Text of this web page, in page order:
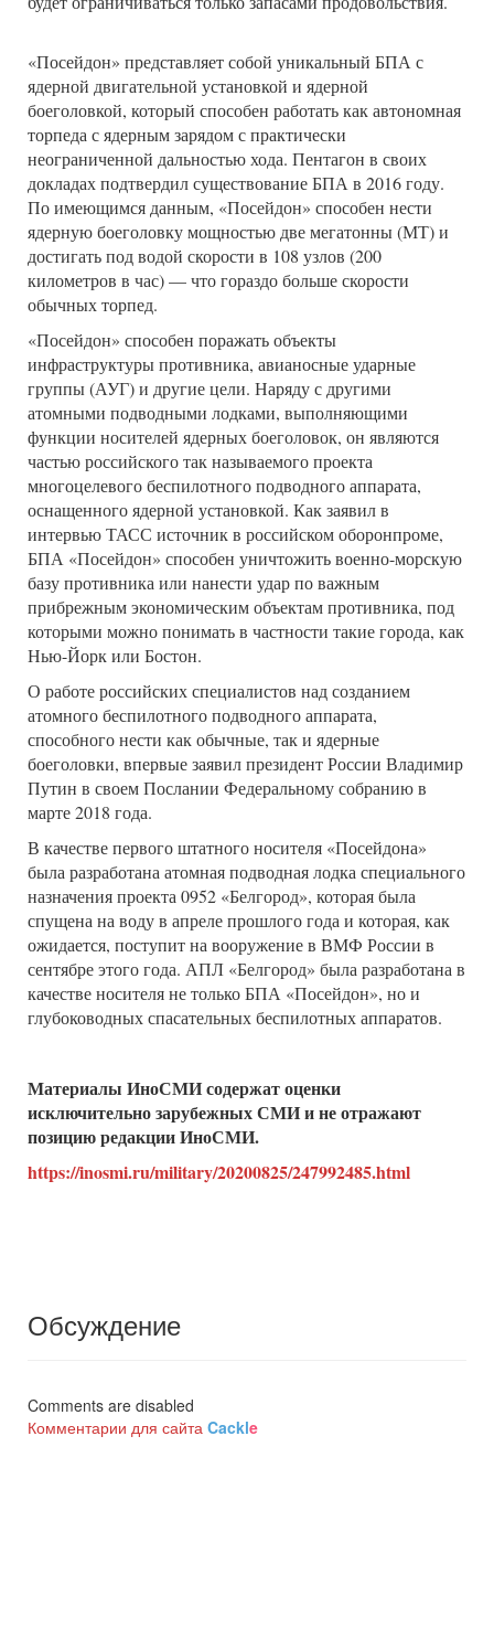
«Посейдон» представляет собой уникальный БПА с
ядерной двигательной установкой и ядерной
боеголовкой, который способен работать как автономная
торпеда с ядерным зарядом с практически
неограниченной дальностью хода. Пентагон в своих
докладах подтвердил существование БПА в 2016 году.
По имеющимся данным, «Посейдон» способен нести
ядерную боеголовку мощностью две мегатонны (МТ) и
достигать под водой скорости в 108 узлов (200
километров в час) — что гораздо больше скорости
обычных торпед.
«Посейдон» способен поражать объекты
инфраструктуры противника, авианосные ударные
группы (АУГ) и другие цели. Наряду с другими
атомными подводными лодками, выполняющими
функции носителей ядерных боеголовок, он являются
частью российского так называемого проекта
многоцелевого беспилотного подводного аппарата,
оснащенного ядерной установкой. Как заявил в
интервью ТАСС источник в российском оборонпроме,
БПА «Посейдон» способен уничтожить военно-морскую
базу противника или нанести удар по важным
прибрежным экономическим объектам противника, под
которыми можно понимать в частности такие города, как
Нью-Йорк или Бостон.
О работе российских специалистов над созданием
атомного беспилотного подводного аппарата,
способного нести как обычные, так и ядерные
боеголовки, впервые заявил президент России Владимир
Путин в своем Послании Федеральному собранию в
марте 2018 года.
В качестве первого штатного носителя «Посейдона»
была разработана атомная подводная лодка специального
назначения проекта 0952 «Белгород», которая была
спущена на воду в апреле прошлого года и которая, как
ожидается, поступит на вооружение в ВМФ России в
сентябре этого года. АПЛ «Белгород» была разработана в
качестве носителя не только БПА «Посейдон», но и
глубоководных спасательных беспилотных аппаратов.
Материалы ИноСМИ содержат оценки
исключительно зарубежных СМИ и не отражают
позицию редакции ИноСМИ.
https://inosmi.ru/military/20200825/247992485.html
Обсуждение
Comments are disabled
Комментарии для сайта Cackle